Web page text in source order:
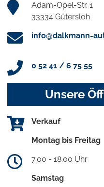
Adam-Opel-Str. 1
33334 Gütersloh
info@dalkmann-
0 52 41 / 6 75 55
Unsere
Verkauf
Montag bis Freitag
7.00 - 18.00 Uhr
Samstag